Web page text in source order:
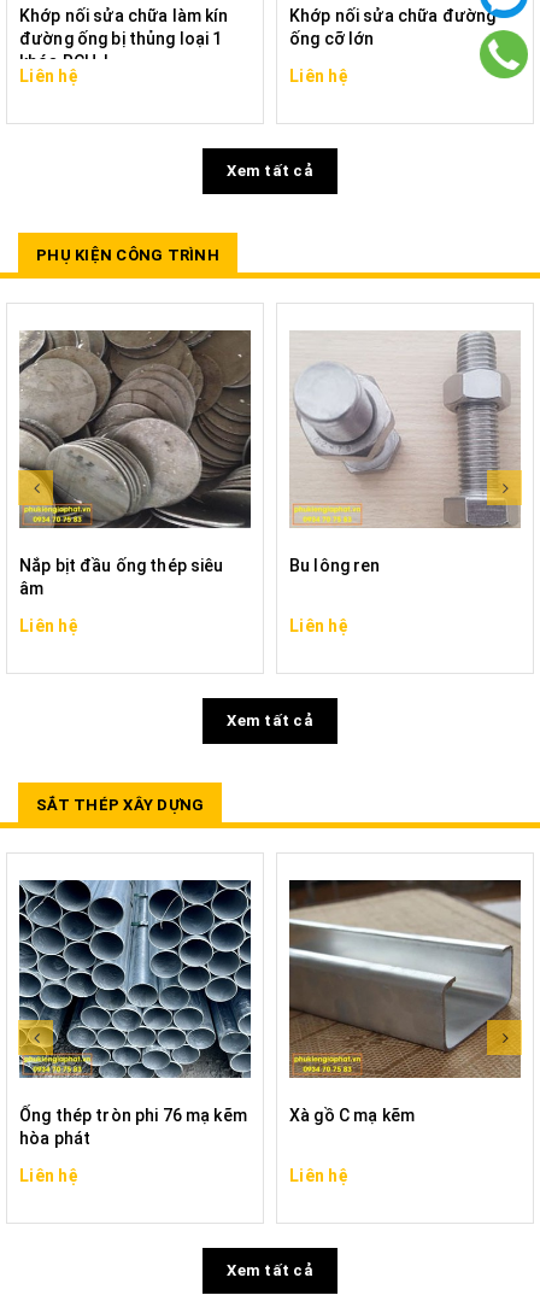
Khớp nối sửa chữa làm kín
đường ống bị thủng loại 1
khóa RCH-L
Liên hệ
Khớp nối sửa chữa đường
ống cỡ lớn
Liên hệ
Xem tất cả
PHỤ KIỆN CÔNG TRÌNH
Nắp bịt đầu ống thép siêu
âm
Liên hệ
Bu lông ren
Liên hệ
Xem tất cả
SẮT THÉP XÂY DỰNG
Ống thép tròn phi 76 mạ kẽm
hòa phát
Liên hệ
Xà gồ C mạ kẽm
Liên hệ
Xem tất cả